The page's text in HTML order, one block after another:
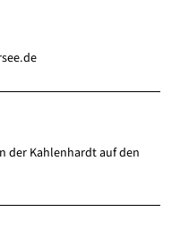
der Kahlenhardt auf den